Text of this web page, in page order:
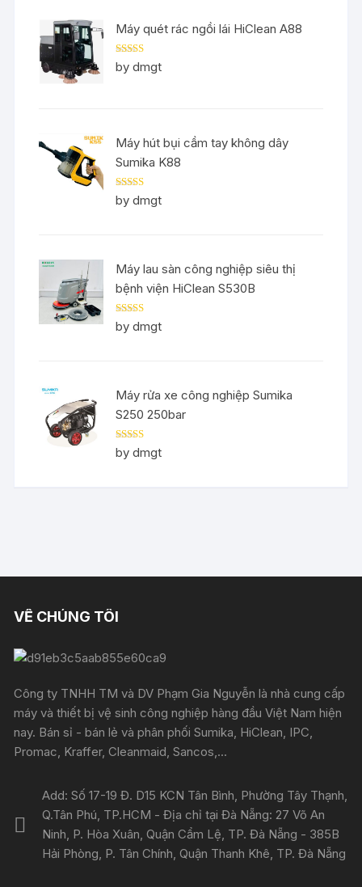
Máy quét rác ngồi lái HiClean A88
Rated5out
of 5
by dmgt
Máy hút bụi cầm tay không dây
Sumika K88
Rated5out
of 5
by dmgt
Máy lau sàn công nghiệp siêu thị
bệnh viện HiClean S530B
Rated5out
of 5
by dmgt
Máy rửa xe công nghiệp Sumika
S250 250bar
Rated5out
of 5
by dmgt
VỀ CHÚNG TÔI
Công ty TNHH TM và DV Phạm Gia Nguyễn là nhà cung cấp
máy và thiết bị vệ sinh công nghiệp hàng đầu Việt Nam hiện
nay. Bán sỉ - bán lẻ và phân phối Sumika, HiClean, IPC,
Promac, Kraffer, Cleanmaid, Sancos,...
Add: Số 17-19 Đ. D15 KCN Tân Bình, Phường Tây Thạnh,
Q.Tân Phú, TP.HCM - Địa chỉ tại Đà Nẵng: 27 Võ An
Ninh, P. Hòa Xuân, Quận Cẩm Lệ, TP. Đà Nẵng - 385B
Hải Phòng, P. Tân Chính, Quận Thanh Khê, TP. Đà Nẵng